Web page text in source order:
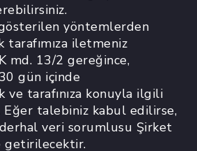
yöntemlerden
iletmeniz
md. 13/2 gereğince,
gün içinde
tarafınıza konuyla ilgili
talebiniz kabul edilirse,
veri sorumlusu Şirket
getirilecektir.